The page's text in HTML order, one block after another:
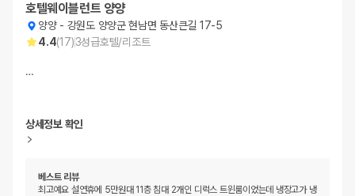
호텔웨이블런트 양양
양양- 강원도 양양군 현남면 동산큰길 17-5
4.4(17)3성급호텔/리조트
…
상세정보 확인
베스트 리뷰
최고예요 설연휴에 5만원대 11층 침대 2개인 디럭스 트윈룸이었는데 냉장고가 냉